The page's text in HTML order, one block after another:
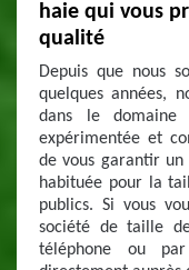
haie qui vous
qualité
Depuis que nous
quelques années,
dans le
expérimentée et
de vous garantir
habituée pour la
publics. Si vous
société de taille
téléphone ou